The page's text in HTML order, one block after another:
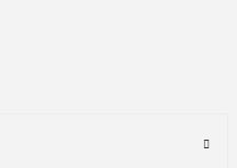
formalar
üretilmektedir. Farklı renk,
hem konfor hem de
Ergonomik tasarımı
kullanım sağlayan formalarımız,
sektörde fark yaratmaktadır.
sağlık sektöründe, cerrahi